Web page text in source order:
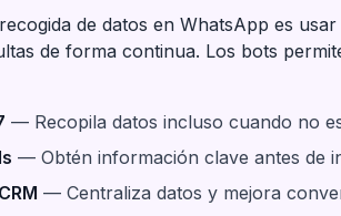
de datos en WhatsApp es
de forma continua. Los bots
— Recopila datos incluso cuando no
— Obtén información clave antes de
— Centraliza datos y mejora